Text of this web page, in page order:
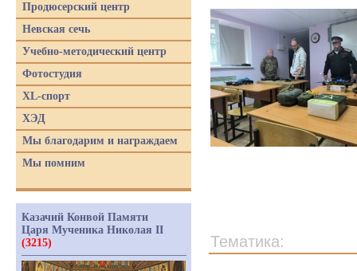
Тематика:
Продюсерский центр
Невская сечь
Учебно-методический центр
Фотостудия
XL-спорт
ХЭД
Мы благодарим и награждаем
Мы помним
Казачий Конвой Памяти
Царя Мученика Николая II
(3215)